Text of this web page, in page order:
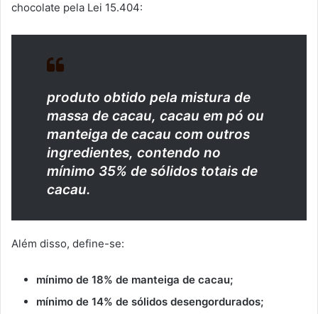
chocolate pela Lei 15.404:
produto obtido pela mistura de
massa de cacau, cacau em pó ou
manteiga de cacau com outros
ingredientes, contendo no
mínimo 35% de sólidos totais de
cacau.
Além disso, define-se:
mínimo de 18% de manteiga de cacau;
mínimo de 14% de sólidos desengordurados;